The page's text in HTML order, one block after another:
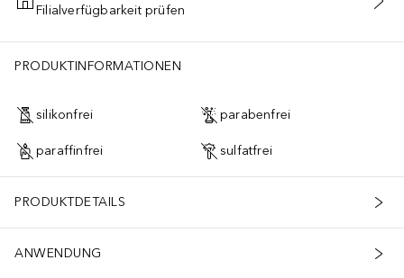
IN DEN WARENKORB
Filialverfügbarkeit prüfen
PRODUKTINFORMATIONEN
silikonfrei parabenfrei
paraffinfrei sulfatfrei
PRODUKTDETAILS
ANWENDUNG